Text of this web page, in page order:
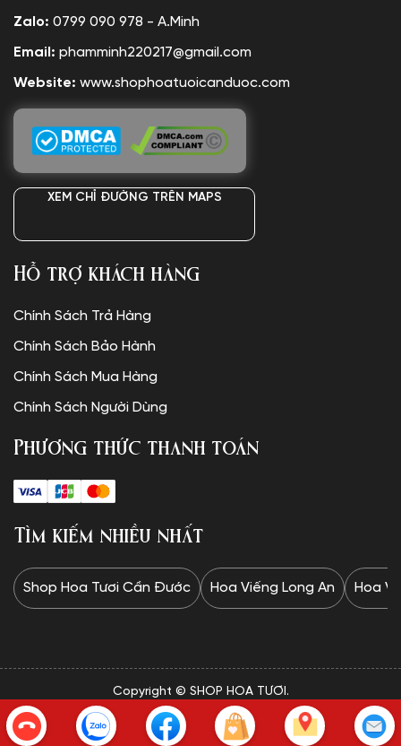
Zalo: 0799 090 978 - A.Minh
Email: phamminh220217@gmail.com
Website: www.shophoatuoicanduoc.com
XEM CHỈ ĐƯỜNG TRÊN MAPS
Hỗ trợ khách hàng
Chính Sách Trả Hàng
Chính Sách Bảo Hành
Chính Sách Mua Hàng
Chính Sách Người Dùng
Phương thức thanh toán
Tìm kiếm nhiều nhất
Shop Hoa Tươi Cần Đước Hoa Viếng Long An Hoa
Copyright © SHOP HOA TƯƠI.
✦Website được thiết kế và vận hành bởi Minh Trí: 0328 732
834✦